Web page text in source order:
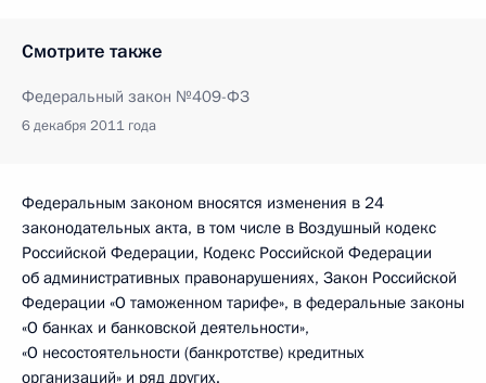
Смотрите также
Федеральный закон №409-ФЗ
6 декабря 2011 года
Федеральным законом вносятся изменения в 24
законодательных акта, в том числе в Воздушный кодекс
Российской Федерации, Кодекс Российской Федерации
об административных правонарушениях, Закон Российской
Федерации «О таможенном тарифе», в федеральные законы
«О банках и банковской деятельности»,
«О несостоятельности (банкротстве) кредитных
организаций» и ряд других.